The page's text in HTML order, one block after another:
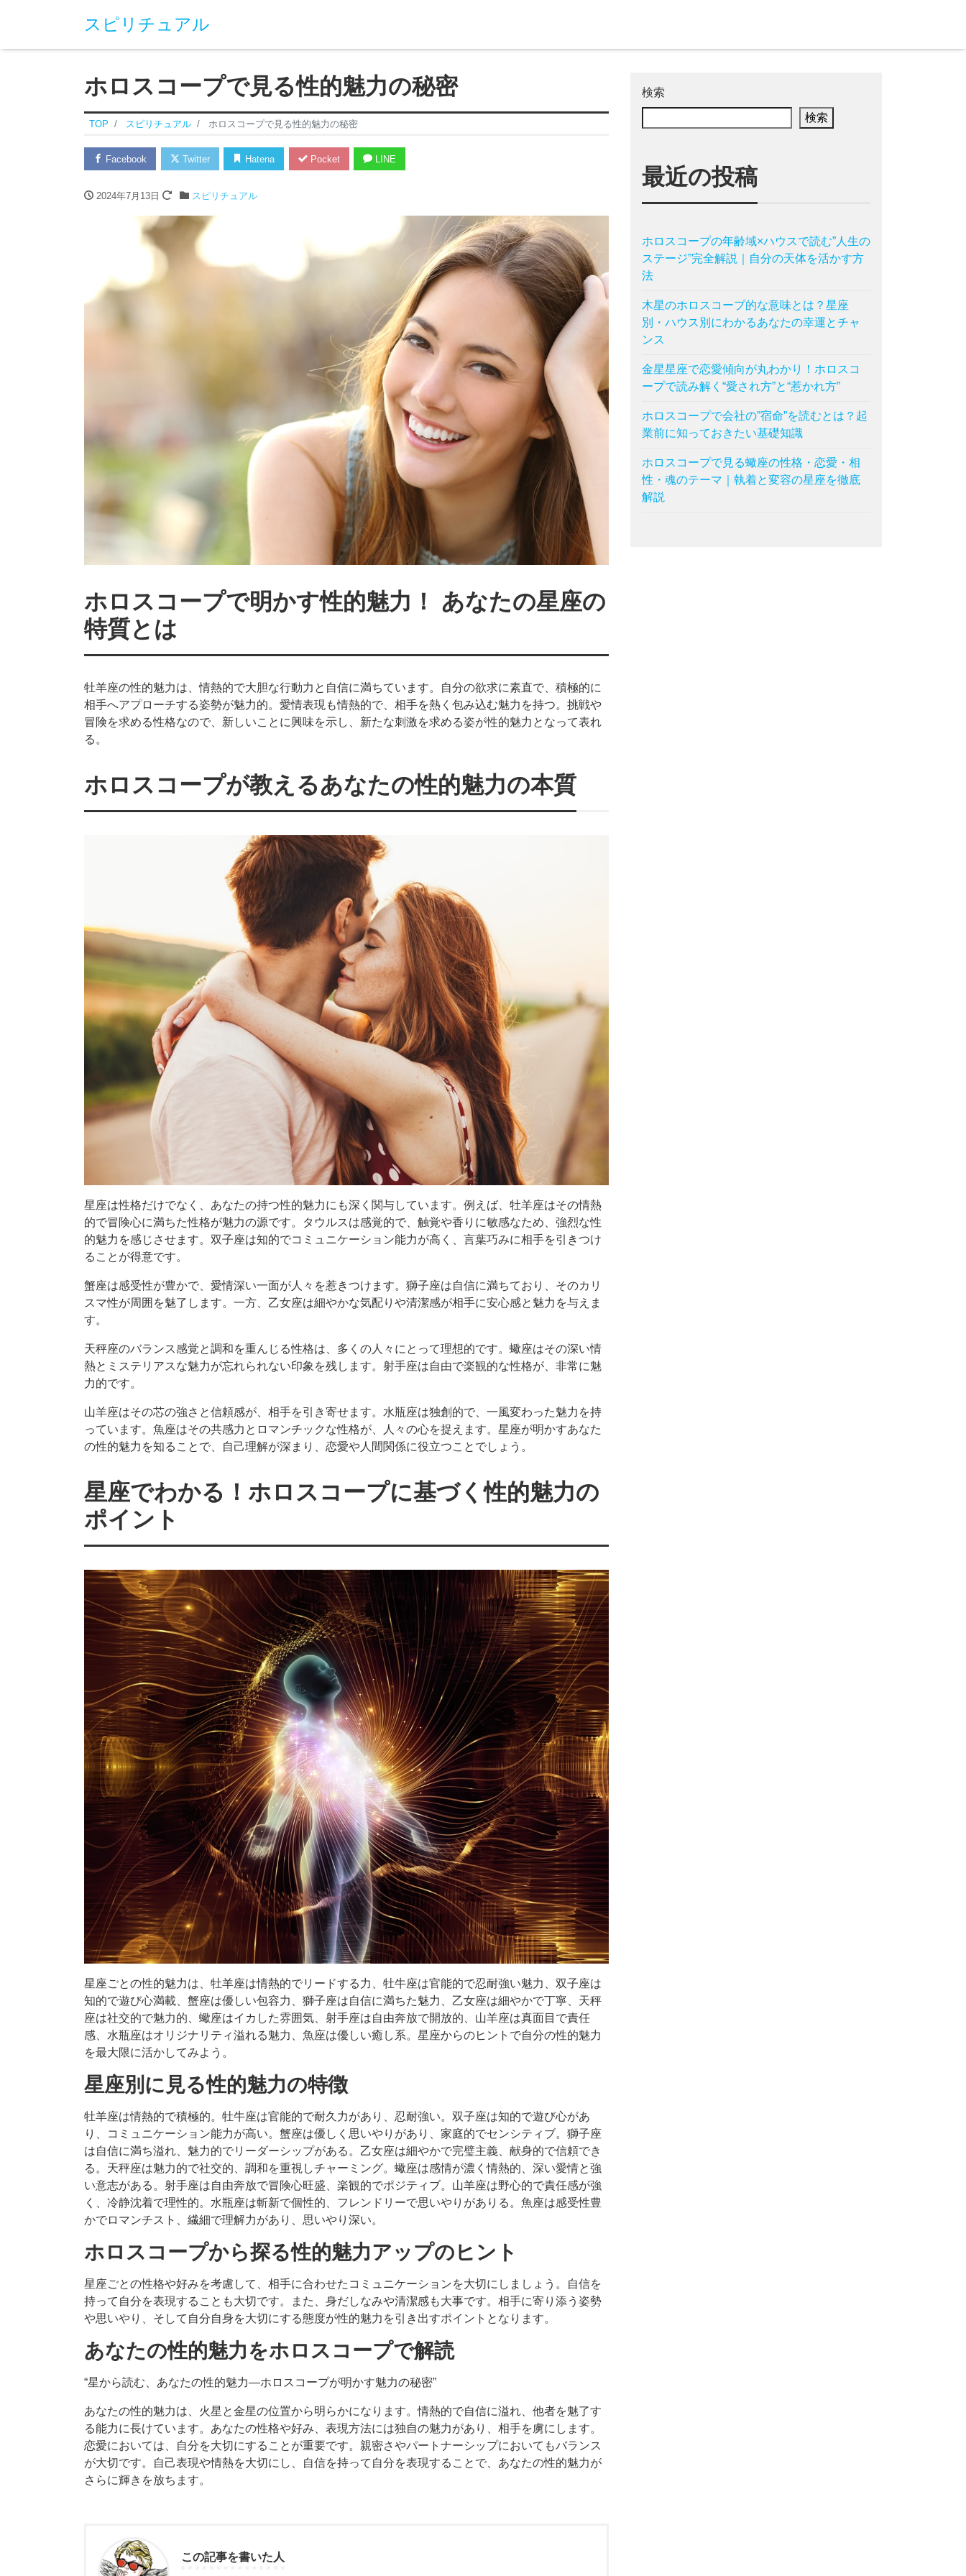
スピリチュアル
ホロスコープで見る性的魅力の秘密
TOP スピリチュアル ホロスコープで見る性的魅力の秘密
Facebook Twitter Hatena Pocket LINE
2024年7月13日 スピリチュアル
ホロスコープで明かす性的魅力！ あなたの星座の
特質とは
牡羊座の性的魅力は、情熱的で大胆な行動力と自信に満ちています。自分の欲求に素直で、積極的に
相手へアプローチする姿勢が魅力的。愛情表現も情熱的で、相手を熱く包み込む魅力を持つ。挑戦や
冒険を求める性格なので、新しいことに興味を示し、新たな刺激を求める姿が性的魅力となって表れ
る。
ホロスコープが教えるあなたの性的魅力の本質
星座は性格だけでなく、あなたの持つ性的魅力にも深く関与しています。例えば、牡羊座はその情熱
的で冒険心に満ちた性格が魅力の源です。タウルスは感覚的で、触覚や香りに敏感なため、強烈な性
的魅力を感じさせます。双子座は知的でコミュニケーション能力が高く、言葉巧みに相手を引きつけ
ることが得意です。
蟹座は感受性が豊かで、愛情深い一面が人々を惹きつけます。獅子座は自信に満ちており、そのカリ
スマ性が周囲を魅了します。一方、乙女座は細やかな気配りや清潔感が相手に安心感と魅力を与えま
す。
天秤座のバランス感覚と調和を重んじる性格は、多くの人々にとって理想的です。蠍座はその深い情
熱とミステリアスな魅力が忘れられない印象を残します。射手座は自由で楽観的な性格が、非常に魅
力的です。
山羊座はその芯の強さと信頼感が、相手を引き寄せます。水瓶座は独創的で、一風変わった魅力を持
っています。魚座はその共感力とロマンチックな性格が、人々の心を捉えます。星座が明かすあなた
の性的魅力を知ることで、自己理解が深まり、恋愛や人間関係に役立つことでしょう。
星座でわかる！ホロスコープに基づく性的魅力の
ポイント
星座ごとの性的魅力は、牡羊座は情熱的でリードする力、牡牛座は官能的で忍耐強い魅力、双子座は
知的で遊び心満載、蟹座は優しい包容力、獅子座は自信に満ちた魅力、乙女座は細やかで丁寧、天秤
座は社交的で魅力的、蠍座はイカした雰囲気、射手座は自由奔放で開放的、山羊座は真面目で責任
感、水瓶座はオリジナリティ溢れる魅力、魚座は優しい癒し系。星座からのヒントで自分の性的魅力
を最大限に活かしてみよう。
星座別に見る性的魅力の特徴
牡羊座は情熱的で積極的。牡牛座は官能的で耐久力があり、忍耐強い。双子座は知的で遊び心があ
り、コミュニケーション能力が高い。蟹座は優しく思いやりがあり、家庭的でセンシティブ。獅子座
は自信に満ち溢れ、魅力的でリーダーシップがある。乙女座は細やかで完璧主義、献身的で信頼でき
る。天秤座は魅力的で社交的、調和を重視しチャーミング。蠍座は感情が濃く情熱的、深い愛情と強
い意志がある。射手座は自由奔放で冒険心旺盛、楽観的でポジティブ。山羊座は野心的で責任感が強
く、冷静沈着で理性的。水瓶座は斬新で個性的、フレンドリーで思いやりがありる。魚座は感受性豊
かでロマンチスト、繊細で理解力があり、思いやり深い。
ホロスコープから探る性的魅力アップのヒント
星座ごとの性格や好みを考慮して、相手に合わせたコミュニケーションを大切にしましょう。自信を
持って自分を表現することも大切です。また、身だしなみや清潔感も大事です。相手に寄り添う姿勢
や思いやり、そして自分自身を大切にする態度が性的魅力を引き出すポイントとなります。
あなたの性的魅力をホロスコープで解読
“星から読む、あなたの性的魅力―ホロスコープが明かす魅力の秘密”
あなたの性的魅力は、火星と金星の位置から明らかになります。情熱的で自信に溢れ、他者を魅了す
る能力に長けています。あなたの性格や好み、表現方法には独自の魅力があり、相手を虜にします。
恋愛においては、自分を大切にすることが重要です。親密さやパートナーシップにおいてもバランス
が大切です。自己表現や情熱を大切にし、自信を持って自分を表現することで、あなたの性的魅力が
さらに輝きを放ちます。
この記事を書いた人
検索
検索
最近の投稿
ホロスコープの年齢域×ハウスで読む”人生の
ステージ”完全解説｜自分の天体を活かす方
法
木星のホロスコープ的な意味とは？星座
別・ハウス別にわかるあなたの幸運とチャ
ンス
金星星座で恋愛傾向が丸わかり！ホロスコ
ープで読み解く“愛され方”と“惹かれ方”
ホロスコープで会社の”宿命”を読むとは？起
業前に知っておきたい基礎知識
ホロスコープで見る蠍座の性格・恋愛・相
性・魂のテーマ｜執着と変容の星座を徹底
解説